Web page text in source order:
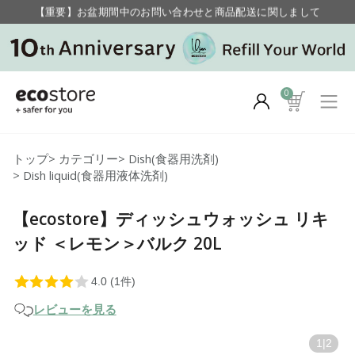
【重要】お盆期間中のお問い合わせと商品配送に関しまして
毎月お得にポイントが貯まる！ “月のポイントアップデー”
0
トップ> カテゴリー> Dish(食器用洗剤)
> Dish liquid(食器用液体洗剤)
【ecostore】ディッシュウォッシュ リキ
ッド ＜レモン＞バルク 20L
レビューを見る
1 2